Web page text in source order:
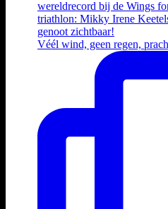
Véél wind, geen regen,